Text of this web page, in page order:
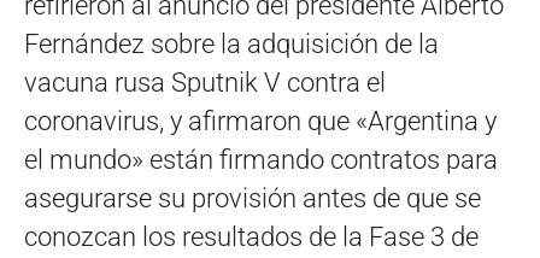
Fernández sobre la adquisición de la
vacuna rusa Sputnik V contra el
coronavirus, y afirmaron que «Argentina y
el mundo» están firmando contratos para
asegurarse su provisión antes de que se
conozcan los resultados de la Fase 3 de